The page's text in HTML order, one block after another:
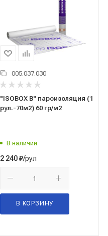
005.037.030
"ISOBOX В" пароизоляция (1
рул.-70м2) 60 гр/м2
В наличии
2 240₽/рул
В КОРЗИНУ